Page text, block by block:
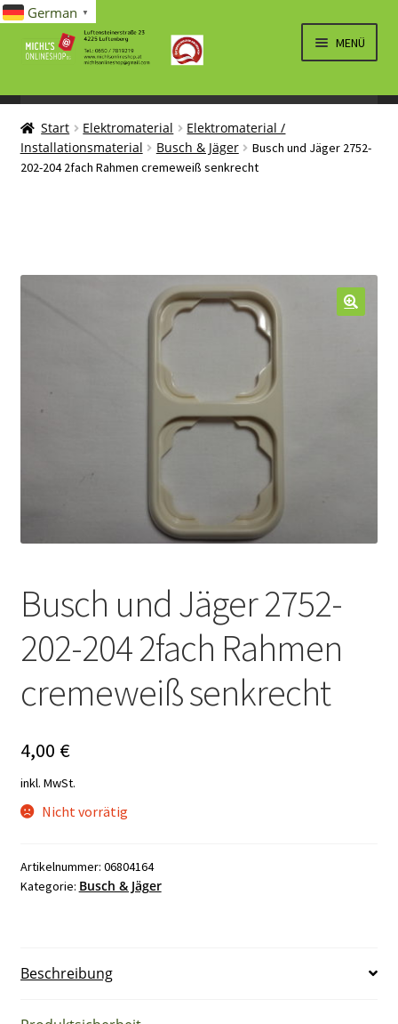
Navigation
Inhalt
MENÜ
SPIELWAREN/BAUSÄTZE
ÖFFNEN
ELEKTRO
ÖFFNEN
LÜFTUNG, HEIZUNG, KLIMA
ÖFFNEN
Start Elektromaterial
Elektromaterial /
Installationsmaterial
Busch & Jäger
Busch und Jäger 2752-
202-204 2fach Rahmen cremeweiß senkrecht
Busch und Jäger 2752-
202-204 2fach Rahmen
cremeweiß senkrecht
4,00 €
inkl. MwSt.
Nicht vorrätig
Artikelnummer: 06804164
Kategorie: Busch & Jäger
Beschreibung
German ▼